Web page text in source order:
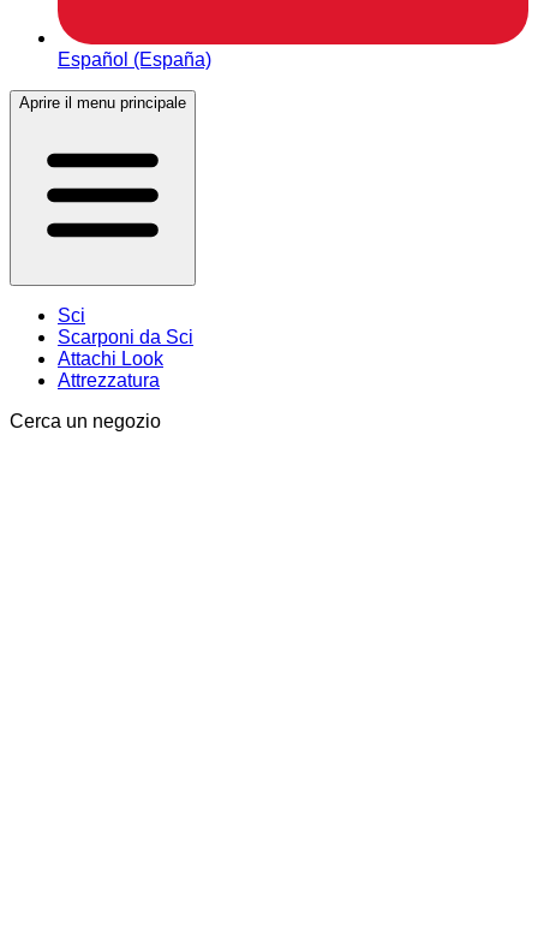
Español (España)
Aprire il menu principale
Sci
Scarponi da Sci
Attachi Look
Attrezzatura
Cerca un negozio